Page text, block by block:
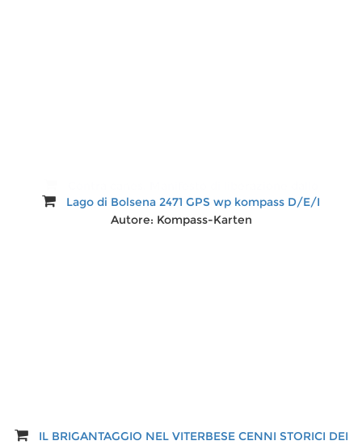
Lago di Bolsena 2471 GPS wp kompass D/E/I
Autore: Kompass-Karten
IL BRIGANTAGGIO NEL VITERBESE CENNI STORICI DEI
strapotere e dall'intolleranza dei cinofili
Autore:SCAOLO Pietro
La Basilica di San Flaviano a Montefiascone. Restauro